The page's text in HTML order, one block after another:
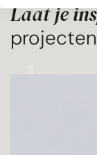
Laat je
projecten